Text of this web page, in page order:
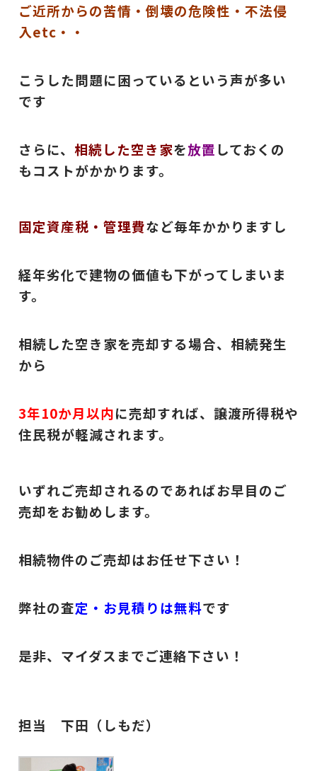
ご近所からの苦情・倒壊の危険性・不法侵
入etc・・
こうした問題に困っているという声が多い
です
さらに、 相続した空き家を放置 しておくの
もコストがかかります。
固定資産税・管理費など毎年かかりますし
経年劣化で建物の価値も下がってしまいま
す。
相続した空き家を売却する場合、相続発生
から
3年10か月以内に売却すれば、譲渡所得税や
住民税が軽減されます。
いずれご売却されるのであればお早目のご
売却をお勧めします。
相続物件のご売却はお任せ下さい！
弊社の査定・お見積りは無料です
是非、マイダスまでご連絡下さい！
担当 下田（しもだ）